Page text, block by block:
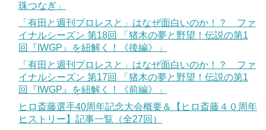
珠つなぎ」
「有田と週刊プロレスと」はなぜ面白いのか！？ ファ
イナルシーズン 第18回 「猪木の夢と野望！伝説の第1
回『IWGP』を紐解く！《後編》」
「有田と週刊プロレスと」はなぜ面白いのか！？ ファ
イナルシーズン 第17回 「猪木の夢と野望！伝説の第1
回『IWGP』を紐解く！《前編》」
ヒロ斎藤選手40周年記念大会概要＆【ヒロ斎藤４０周年
ヒストリー】記事一覧（全27回）